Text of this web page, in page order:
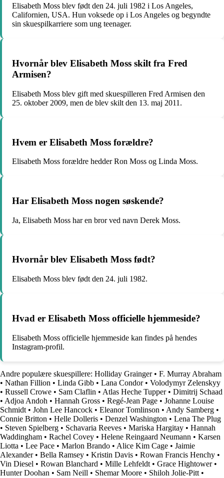
Elisabeth Moss blev født den 24. juli 1982 i Los Angeles,
Californien, USA. Hun voksede op i Los Angeles og begyndte
sin skuespilkarriere som ung teenager.
Hvornår blev Elisabeth Moss skilt fra Fred
Armisen?
Elisabeth Moss blev gift med skuespilleren Fred Armisen den
25. oktober 2009, men de blev skilt den 13. maj 2011.
Hvem er Elisabeth Moss forældre?
Elisabeth Moss forældre hedder Ron Moss og Linda Moss.
Har Elisabeth Moss nogen søskende?
Ja, Elisabeth Moss har en bror ved navn Derek Moss.
Hvornår blev Elisabeth Moss født?
Elisabeth Moss blev født den 24. juli 1982.
Hvad er Elisabeth Moss officielle hjemmeside?
Elisabeth Moss officielle hjemmeside kan findes på hendes
Instagram-profil.
Andre populære skuespillere: Holliday Grainger• F. Murray Abraham
• Nathan Fillion • Linda Gibb • Lana Condor• Volodymyr Zelenskyy
• Russell Crowe • Sam Claflin • Atlas Heche Tupper• Dimitrij Schaad
• Adjoa Andoh • Hannah Gross • Regé-Jean Page • Johanne Louise
Schmidt • John Lee Hancock • Eleanor Tomlinson • Andy Samberg •
Connie Britton • Helle Dolleris • Denzel Washington • Lena The Plug
• Steven Spielberg • Schavaria Reeves • Mariska Hargitay • Hannah
Waddingham • Rachel Covey • Helene Reingaard Neumann • Karsen
Liotta • Lee Pace • Marlon Brando • Alice Kim Cage • Jaimie
Alexander• Bella Ramsey • Kristin Davis • Rowan Francis Henchy •
Vin Diesel • Rowan Blanchard • Mille Lehfeldt • Grace Hightower•
Hunter Doohan • Sam Neill • Shemar Moore • Shiloh Jolie-Pitt •